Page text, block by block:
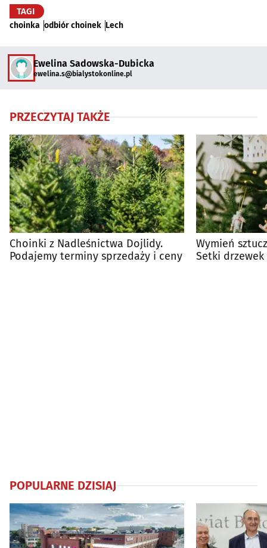
TAGI
choinka odbiór choinek Lech
Ewelina Sadowska-Dubicka
ewelina.s@bialystokonline.pl
PRZECZYTAJ TAKŻE
Choinki z Nadleśnictwa Dojlidy.
Podajemy terminy sprzedaży i ceny
Wymień
Setki
POPULARNE DZISIAJ